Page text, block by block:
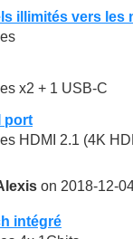
illimités vers les
x2 + 1 USB-C
port
HDMI 2.1 (4K
on 2018-12-
intégré